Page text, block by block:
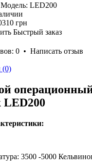
Модель: LED200
грн
Быстрый заказ
0 • Написать отзыв
(0)
LED200
3500 -5000